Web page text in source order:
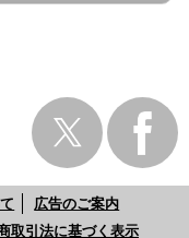
広告のご案内
取引法に基づく表示